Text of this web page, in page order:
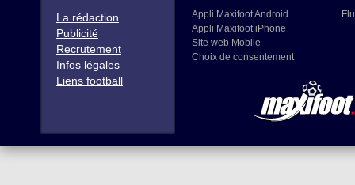
La rédaction
Publicité
Recrutement
Infos légales
Liens football
Appli Maxifoot Android
Appli Maxifoot iPhone
Site web Mobile
Choix de consentement